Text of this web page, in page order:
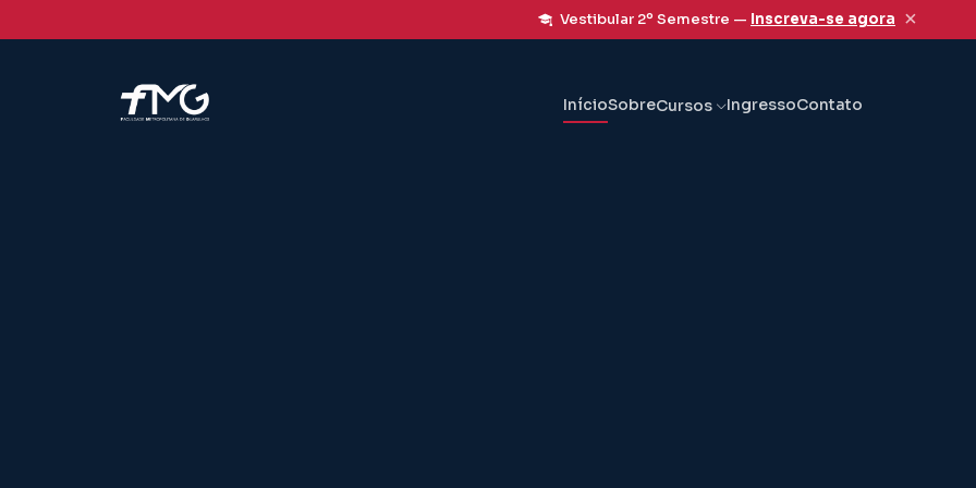
Vestibular 2º Semestre — Inscreva-se agora ×
InícioSobreCursos IngressoContato